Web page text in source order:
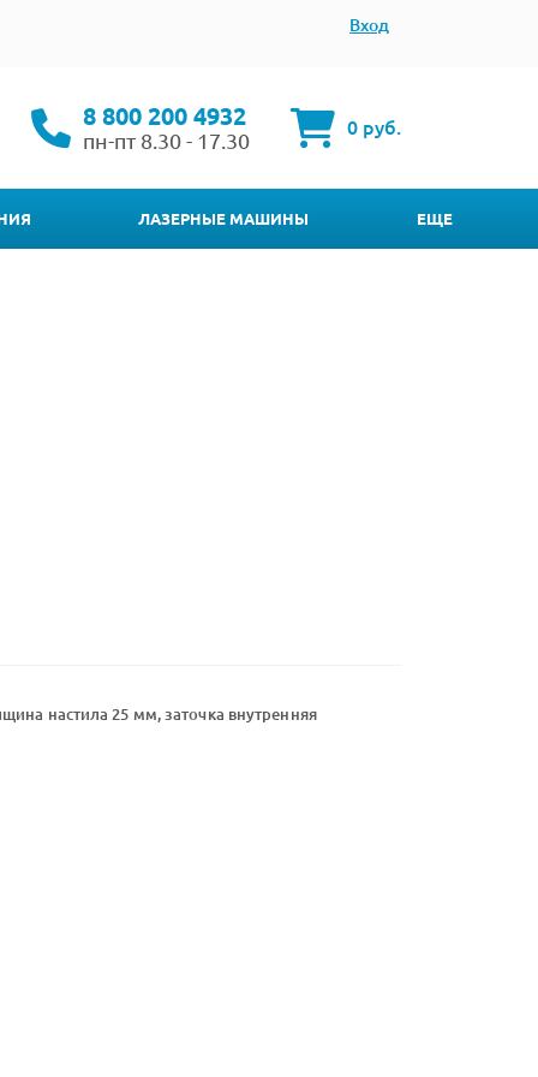
Вход
8 800 200 4932
пн-пт 8.30 - 17.30
0 руб.
ЛАЗЕРНЫЕ МАШИНЫ ЕЩЕ
настила 25 мм, заточка внутренняя